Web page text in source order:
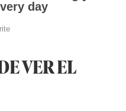
VER EL